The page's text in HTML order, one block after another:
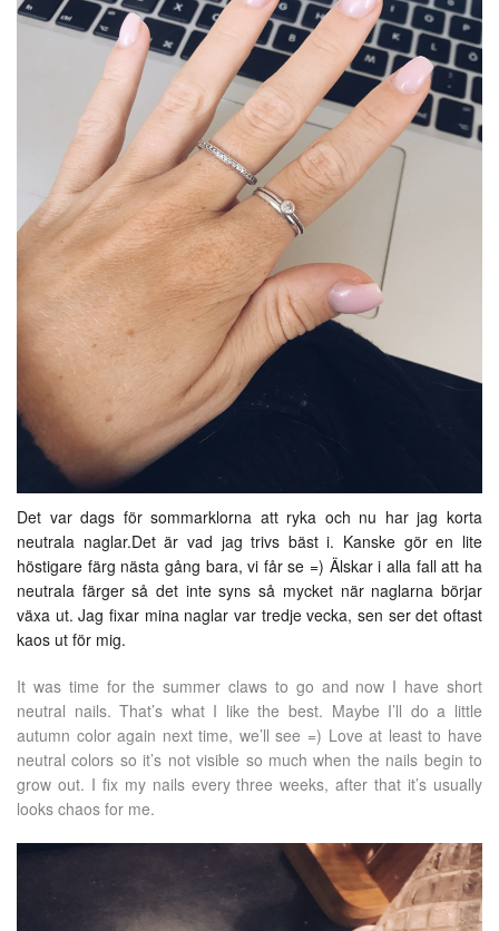
Det var dags för sommarklorna att ryka och nu har jag korta
neutrala naglar.Det är vad jag trivs bäst i. Kanske gör en lite
höstigare färg nästa gång bara, vi får se =) Älskar i alla fall att ha
neutrala färger så det inte syns så mycket när naglarna börjar
växa ut. Jag fixar mina naglar var tredje vecka, sen ser det oftast
kaos ut för mig.
It was time for the summer claws to go and now I have short
neutral nails. That’s what I like the best. Maybe I’ll do a little
autumn color again next time, we’ll see =) Love at least to have
neutral colors so it’s not visible so much when the nails begin to
grow out. I fix my nails every three weeks, after that it’s usually
looks chaos for me.